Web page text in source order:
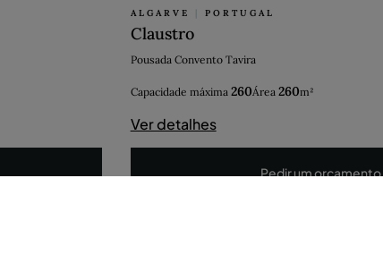
ALGARVE | PORTUGAL
Claustro
Pousada Convento Tavira
Capacidade máxima 260Área 260m²
Ver detalhes
Pedir um orçamento